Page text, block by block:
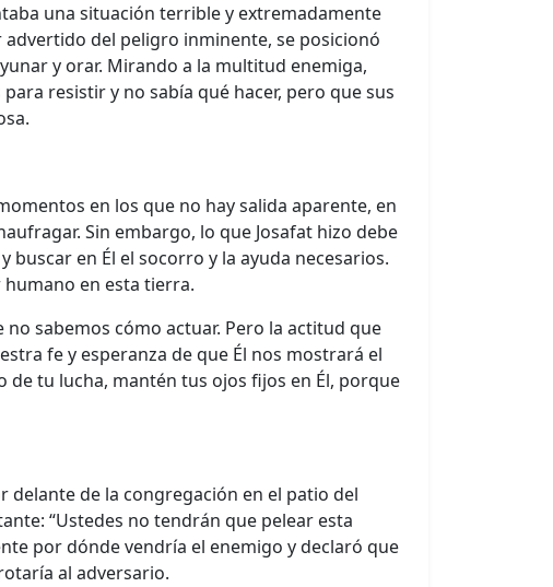
una situación terrible y extremadamente
del peligro inminente, se posicionó
y orar. Mirando a la multitud enemiga,
resistir y no sabía qué hacer, pero que sus
en los que no hay salida aparente, en
Sin embargo, lo que Josafat hizo debe
en Él el socorro y la ayuda necesarios.
en esta tierra.
sabemos cómo actuar. Pero la actitud que
fe y esperanza de que Él nos mostrará el
tu lucha, mantén tus ojos fijos en Él, porque
delante de la congregación en el patio del
“Ustedes no tendrán que pelear esta
por dónde vendría el enemigo y declaró que
al adversario.